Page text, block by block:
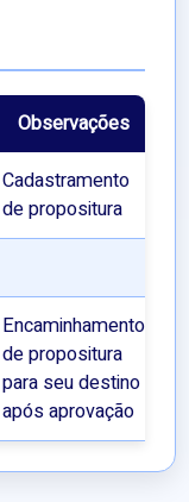
Observações
Cadastramento
de propositura
Encaminhamento
de propositura
para seu destino
após aprovação